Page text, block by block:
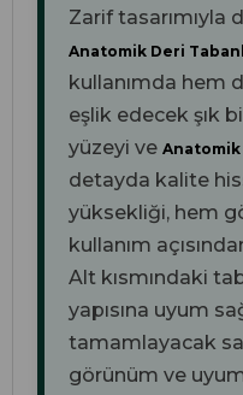
Zarif tasarımıyla
Anatomik Deri
kullanımda hem
eşlik edecek şık
yüzeyi ve
detayda kalite
yüksekliği, hem
kullanım
Alt kısmındaki
yapısına uyum
tamamlayacak
görünüm ve